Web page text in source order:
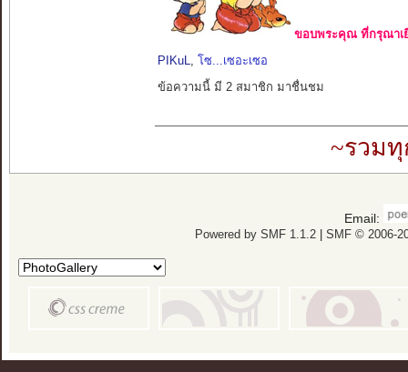
ขอบพระคุณ ที่กรุณาเ
PIKuL
โซ...เซอะเซอ
ข้อความนี้ มี 2 สมาชิก มาชื่นชม
~รวมทุ
Email:
Powered by SMF 1.1.2| SMF © 2006-